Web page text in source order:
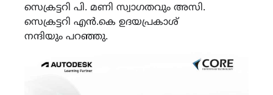
സെക്രട്ടറി പി. മണി സ്വാഗതവും അസി.
സെക്രട്ടറി എൻ.കെ ഉദയപ്രകാശ്
നന്ദിയും പറഞ്ഞു.